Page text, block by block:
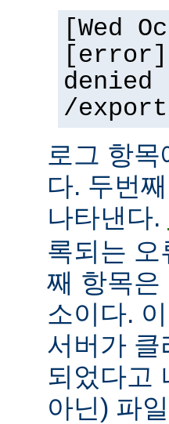
[Wed
/
로그 항
다. 두번
나타낸다.
록되는
째 항목은
소이다.
서버가
되었다고
아닌) 파